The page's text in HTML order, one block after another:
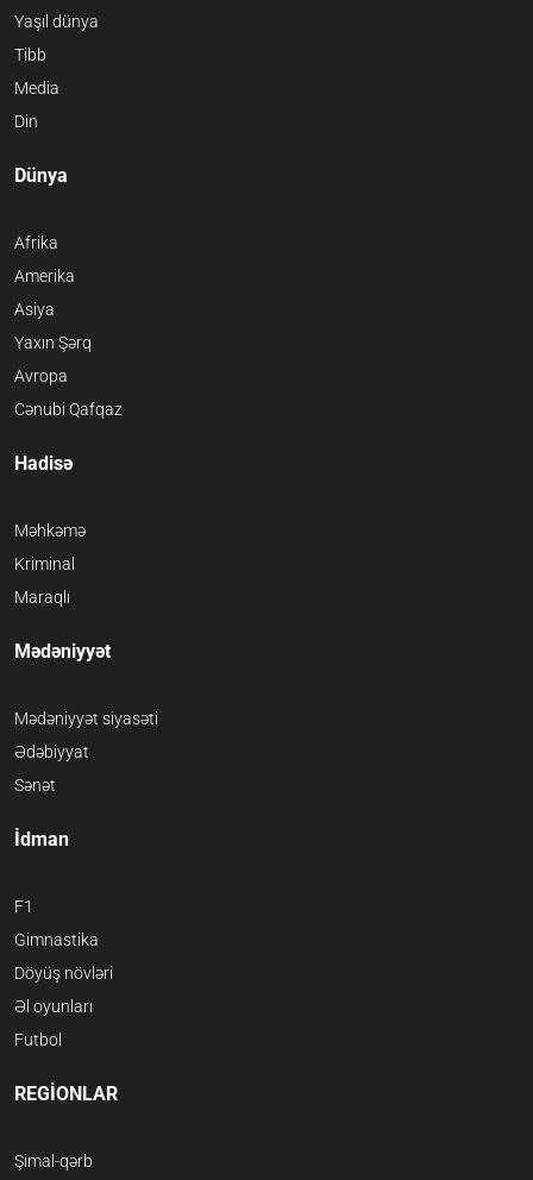
Yaşıl dünya
Tibb
Media
Din
Dünya
Afrika
Amerika
Asiya
Yaxın Şərq
Avropa
Cənubi Qafqaz
Hadisə
Məhkəmə
Kriminal
Maraqlı
Mədəniyyət
Mədəniyyət siyasəti
Ədəbiyyat
Sənət
İdman
F1
Gimnastika
Döyüş növləri
Əl oyunları
Futbol
REGİONLAR
Şimal-qərb